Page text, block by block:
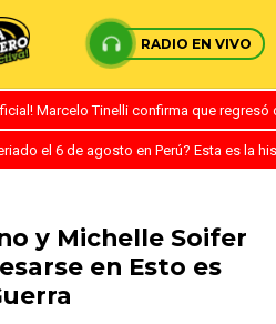
RADIO EN VIVO
Marcelo Tinelli confirma que
el 6 de agosto en Perú? Esta es la
y Michelle Soifer
en Esto es